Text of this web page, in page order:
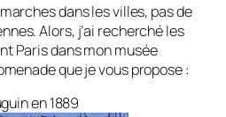
dans les villes, pas de
Alors, j’ai recherché les
Paris dans mon musée
que je vous propose :
en 1889